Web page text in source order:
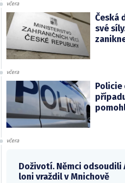
včera
Česká
své
včera
Policie
včera
Doživotí. Němci odsoudili
loni vraždil v Mnichově